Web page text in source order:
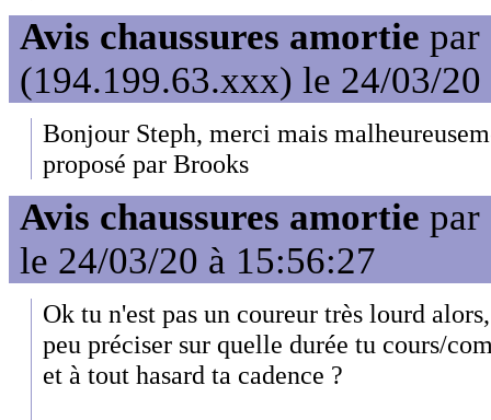
Avis chaussures amortie par
(194.199.63.xxx) le 24/03/20
Bonjour Steph, merci mais
proposé par Brooks
Avis chaussures amortie par
le 24/03/20 à 15:56:27
Ok tu n'est pas un coureur très lourd
peu préciser sur quelle durée tu cours/
et à tout hasard ta cadence ?